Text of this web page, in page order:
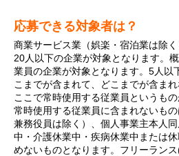
応募できる対象者は？
商業サービス業（娯楽・宿泊業は除
20人以下の企業が対象となります。
業員の企業が対象となります。 5人以
こまでが含まれて、どこまでが含ま
ここで常時使用する従業員というもの
常時使用する従業員に含まれないも
兼務役員は除く）、個人事業主本人
中・介護休業中・疾病休業中または
めないものとなります。フリーラン